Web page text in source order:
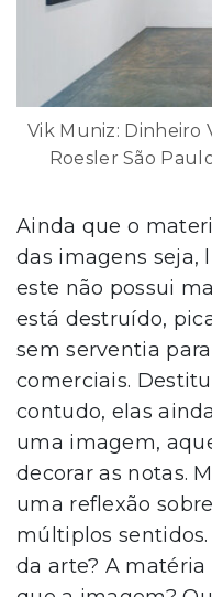
Vik Muniz: Dinheiro
Roesler São
Ainda que o
das imagens seja,
este não possui
está destruído,
sem serventia
comerciais.
contudo, elas
uma imagem,
decorar as notas.
uma reflexão
múltiplos
da arte? A